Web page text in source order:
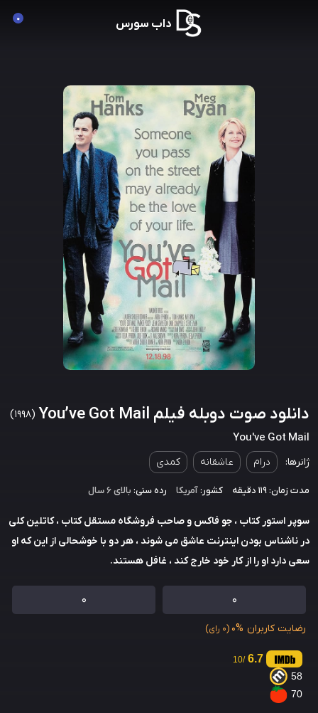
0 داب سورس
دانلود صوت دوبله فیلم You’ve Got Mail (1998)
You've Got Mail
ژانرها: درام عاشقانه کمدی
مدت زمان: 119 دقیقه کشور:آمریکا رده سنی: بالای ۶ سال
سوپر استور کتاب ، جو فاکس و صاحب فروشگاه مستقل کتاب ، کاتلین کلی
در ناشناس بودن اینترنت عاشق می شوند ، هر دو با خوشحالی از این که او
سعی دارد او را از کار خود خارج کند ، غافل هستند.
0
0
رضایت کاربران 0% (0 رای)
6.7
/10
58
70